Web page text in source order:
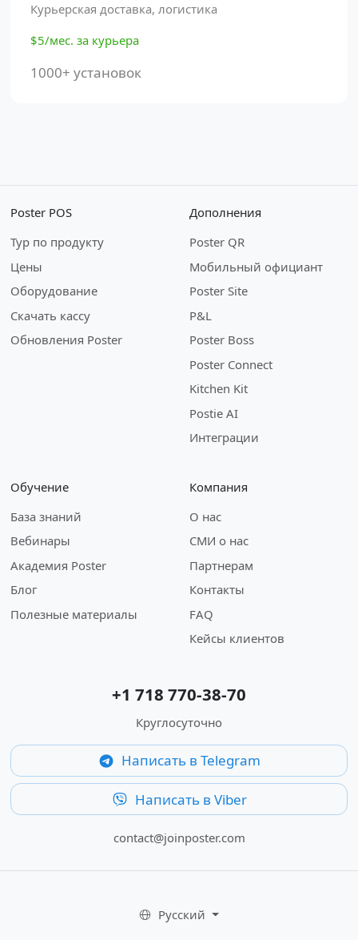
Курьерская доставка, логистика
$5/мес. за курьера
1000+ установок
Poster POS
Тур по продукту
Цены
Оборудование
Скачать кассу
Обновления Poster
Дополнения
Poster QR
Мобильный официант
Poster Site
P&L
Poster Boss
Poster Connect
Kitchen Kit
Postie AI
Интеграции
Обучение
База знаний
Вебинары
Академия Poster
Блог
Полезные материалы
Компания
О нас
СМИ о нас
Партнерам
Контакты
FAQ
Кейсы клиентов
+1 718 770-38-70
Круглосуточно
Написать в Telegram
Написать в Viber
contact@joinposter.com
Русский